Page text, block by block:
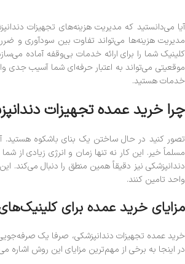
مدیریت هزینه‌ها می‌تواند تفاوت بین سودآوری و
کلینیک شما را برای ارائه خدمات بی‌وقفه آماده
موقعیتی می‌تواند به اعتبار حرفه‌ای شما آسیب جدی
خدمات هستید.
چرا خرید عمده تجهیزات
تصور کنید در حال ساختن یک بنای باشکوه هستید.
مسلماً خیر. این کار نه تنها زمان و انرژی زیادی از
دندانپزشکی نیز دقیقاً همین منطق را دنبال می‌کند.
واحد تامین کنند.
مزایای خرید عمده برای
خرید عمده تجهیزات دندانپزشکی، صرفا یک
در اینجا به برخی از مهم‌ترین مزایای این روش اشاره